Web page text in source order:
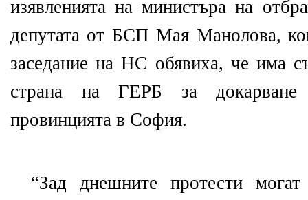
изявленията на министъра на
депутата от БСП Мая Манолова,
заседание на НС обявиха, че има
страна на ГЕРБ за
провинцията в София.
“Зад днешните протести